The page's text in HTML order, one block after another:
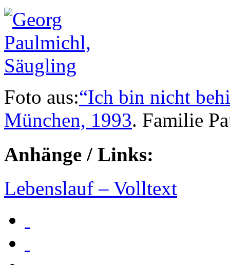
Foto aus:“Ich bin nicht
München, 1993. Familie
Anhänge / Links:
Lebenslauf – Volltext